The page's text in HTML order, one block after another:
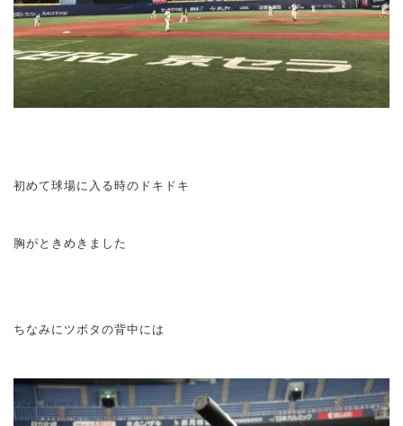
初めて球場に入る時のドキドキ
胸がときめきました
ちなみにツボタの背中には